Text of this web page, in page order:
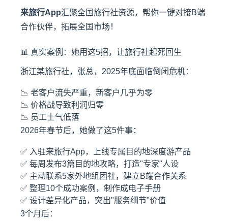
来旅行App汇聚全国旅行社资源，帮你一键对接B端
合作伙伴，拓展全国市场！
📊 真实案例：她用这5招，让旅行社起死回生
浙江某旅行社，张总，2025年底面临倒闭危机：
📉 老客户流失严重，新客户几乎为零
📉 价格战导致利润归零
📉 员工士气低落
2026年春节后，她做了这5件事：
✅ 入驻来旅行App，上线专属目的地深度游产品
✅ 每周发布3篇目的地攻略，打造"专家"人设
✅ 主动联系5家外地组团社，建立B端合作关系
✅ 整理10个成功案例，制作成电子手册
✅ 设计差异化产品，突出"服务细节"价值
3个月后：